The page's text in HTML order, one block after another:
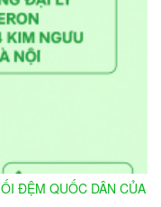
ĐỆM QUỐC DÂN CỦA